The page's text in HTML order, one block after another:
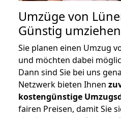
Umzüge von
Günstig umziehen
Sie planen einen Umzug
und möchten dabei
Dann sind Sie bei uns
Netzwerk bieten Ihnen
kostengünstige
fairen Preisen, damit Sie